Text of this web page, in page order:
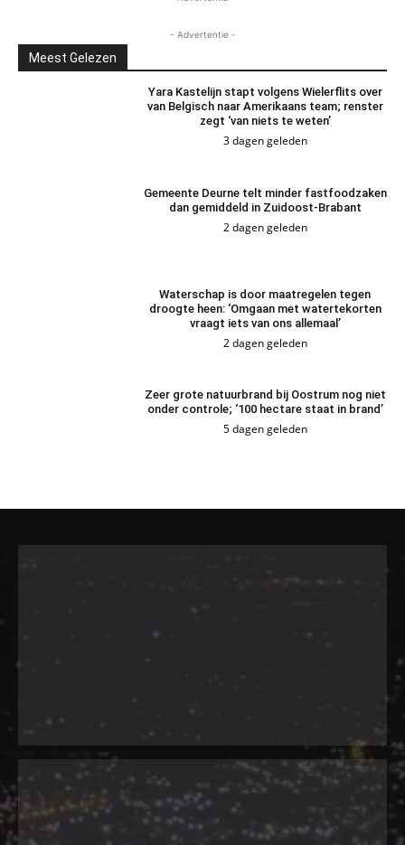
- Advertentie -
Meest Gelezen
Yara Kastelijn stapt volgens Wielerflits over
van Belgisch naar Amerikaans team; renster
zegt ‘van niets te weten’
3 dagen geleden
Gemeente Deurne telt minder fastfoodzaken
dan gemiddeld in Zuidoost-Brabant
2 dagen geleden
Waterschap is door maatregelen tegen
droogte heen: ‘Omgaan met watertekorten
vraagt iets van ons allemaal’
2 dagen geleden
Zeer grote natuurbrand bij Oostrum nog niet
onder controle; ‘100 hectare staat in brand’
5 dagen geleden